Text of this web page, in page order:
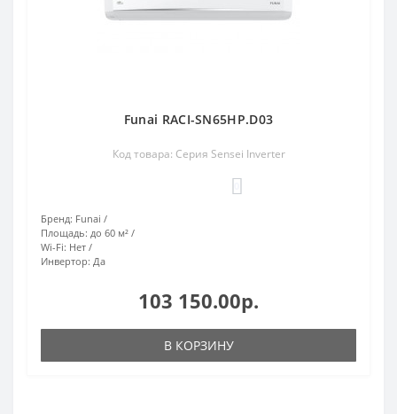
Funai RACI-SN65HP.D03
Код товара: Серия Sensei Inverter
Бренд: Funai
Площадь: до 60 м²
Wi-Fi: Нет
Инвертор: Да
103 150.00р.
В КОРЗИНУ